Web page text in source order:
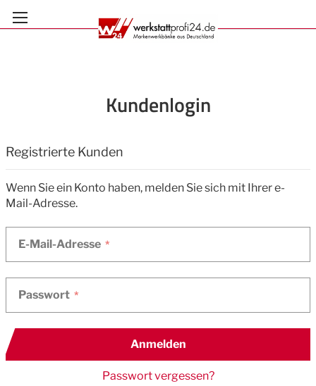
Inhalt
springen
Kundenlogin
Registrierte Kunden
Wenn Sie ein Konto haben, melden Sie sich mit Ihrer e-
Mail-Adresse.
E-Mail-Adresse
Passwort
Anmelden
Passwort vergessen?